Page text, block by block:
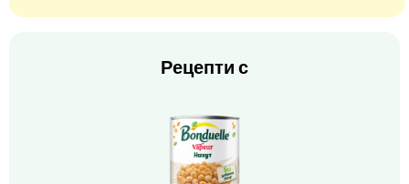
Рецепти с